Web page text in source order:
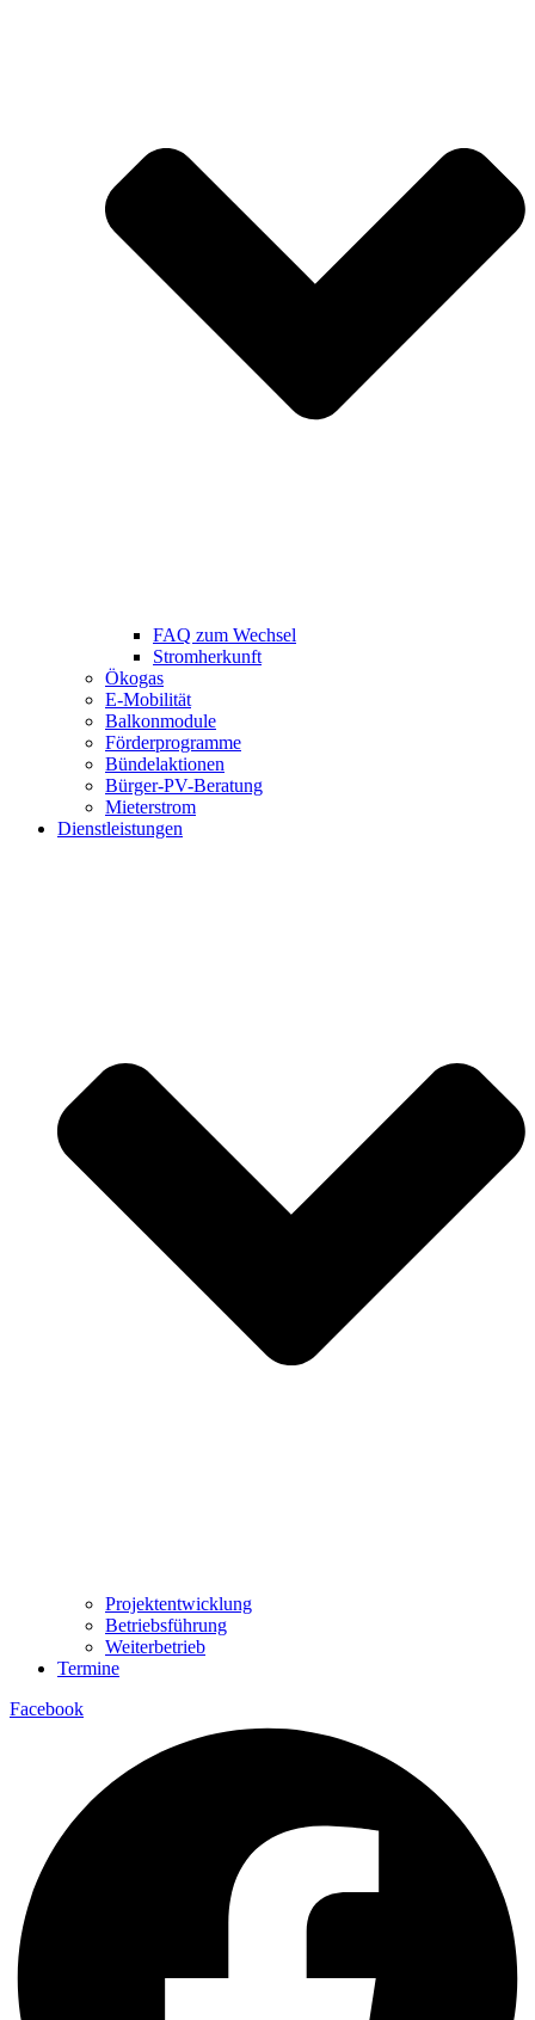
FAQ zum Wechsel
Stromherkunft
Ökogas
E-Mobilität
Balkonmodule
Förderprogramme
Bündelaktionen
Bürger-PV-Beratung
Mieterstrom
Dienstleistungen
Projektentwicklung
Betriebsführung
Weiterbetrieb
Termine
Facebook